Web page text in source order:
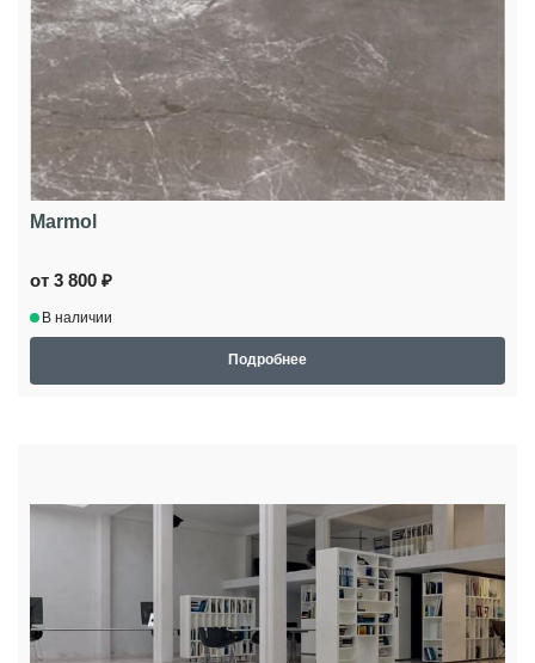
Marmol
от 3 800 ₽
В наличии
Подробнее